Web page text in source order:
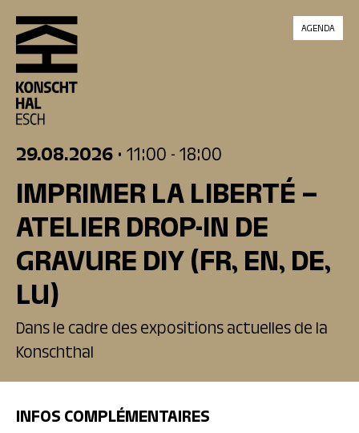
skip_to_content
AGENDA
29.08.2026 • 11:00 - 18:00
IMPRIMER LA LIBERTÉ –
ATELIER DROP-IN DE
GRAVURE DIY(FR, EN, DE,
LU)
Dans le cadre des expositions actuelles de la
Konschthal
INFOS COMPLÉMENTAIRES